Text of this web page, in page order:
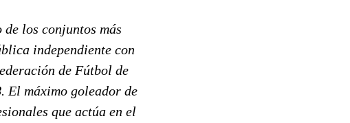
los conjuntos más
independiente con
de Fútbol de
El máximo goleador de
que actúa en el